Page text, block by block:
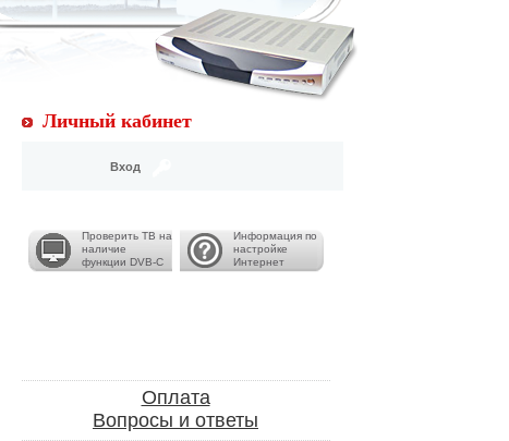
Личный кабинет
Вход
Проверить ТВ на
наличие
функции DVB-C
Информация по
настройке
Интернет
Оплата
Вопросы и ответы